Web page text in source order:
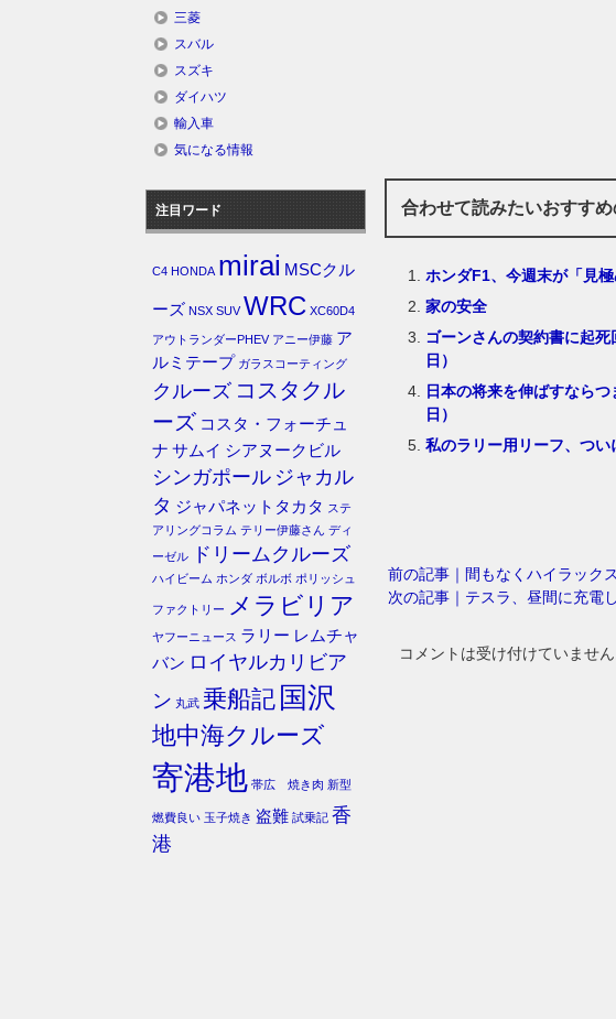
合わせて読みたいおすす
ホンダF1、今週末が「見
家の安全
ゴーンさんの契約書に起
日）
日本の将来を伸ばすなら
日）
私のラリー用リーフ、つい
前の記事｜間もなくハイラック
次の記事｜テスラ、昼間に充電
コメントは受け付けていません
三菱
スバル
スズキ
ダイハツ
輸入車
気になる情報
注目ワード
C4 HONDA mirai MSCクル
ーズ NSX SUV WRC XC60D4
アウトランダーPHEV アニー伊藤 ア
ルミテープ ガラスコーティング
クルーズ コスタクル
ーズ コスタ・フォーチュ
ナ サムイ シアヌークビル
シンガポール ジャカル
タ ジャパネットタカタ ステ
アリングコラム テリー伊藤さん ディ
ーゼル
ドリームクルーズ
ハイビーム ホンダ ボルボ ポリッシュ
ファクトリー メラビリア
ヤフーニュース ラリー レムチャ
バン ロイヤルカリビア
ン 丸武 乗船記 国沢
地中海クルーズ
寄港地 帯広 焼き肉 新型
燃費良い 玉子焼き 盗難 試乗記 香
港